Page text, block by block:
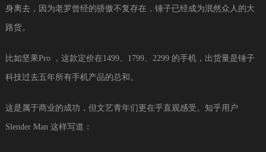
身离去，因为老罗曾经的骄傲不复存在，锤子已经成为泯然众人的大
路货。
比如坚果Pro ，这款定价在1499、1799、2299 的手机，出货量是锤子
科技过去五年所有手机产品的总和。
这是属于商业的成功，但文艺青年们更在乎直观感受。知乎用户
Slender Man 这样写道：